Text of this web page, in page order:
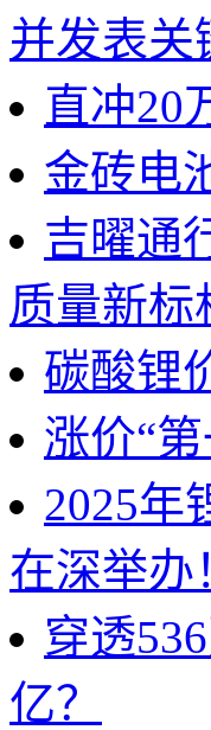
并发表关
直冲20
金砖电
吉曜通
质量新标
碳酸锂
涨价“
2025年
在深举办
穿透
亿？